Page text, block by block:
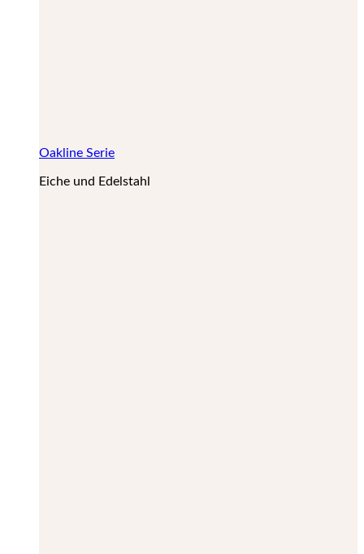
Oakline Serie
Eiche und Edelstahl